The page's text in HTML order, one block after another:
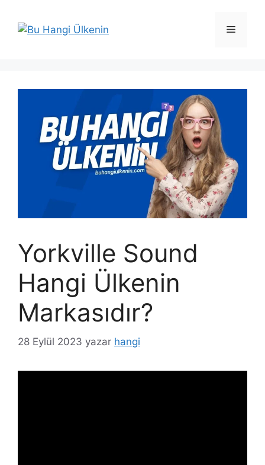
Menü
Yorkville Sound
Hangi Ülkenin
Markasıdır?
28 Eylül 2023 yazar hangi